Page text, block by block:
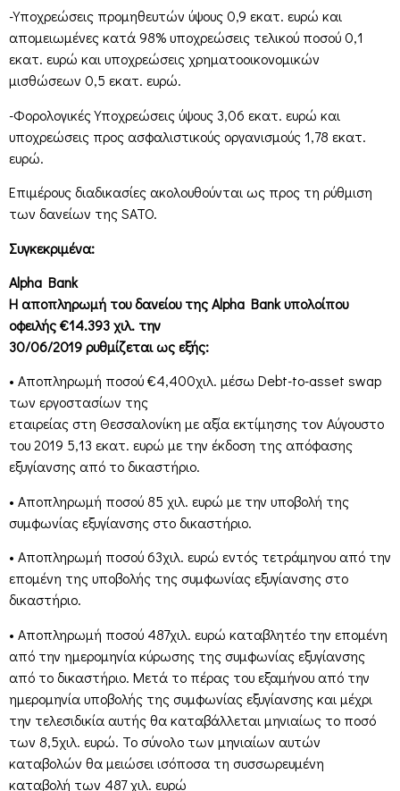
-Υποχρεώσεις προμηθευτών ύψους 0,9 εκατ. ευρώ και
απομειωμένες κατά 98% υποχρεώσεις τελικού ποσού 0,1
εκατ. ευρώ και υποχρεώσεις χρηματοοικονομικών
μισθώσεων 0,5 εκατ. ευρώ.
-Φορολογικές Υποχρεώσεις ύψους 3,06 εκατ. ευρώ και
υποχρεώσεις προς ασφαλιστικούς οργανισμούς 1,78 εκατ.
ευρώ.
Επιμέρους διαδικασίες ακολουθούνται ως προς τη ρύθμιση
των δανείων της SATO.
Συγκεκριμένα:
Alpha Bank
Η αποπληρωμή του δανείου της Alpha Bank υπολοίπου
οφειλής €14.393 χιλ. την
30/06/2019 ρυθμίζεται ως εξής:
• Αποπληρωμή ποσού €4,400χιλ. μέσω Debt-to-asset swap
των εργοστασίων της
εταιρείας στη Θεσσαλονίκη με αξία εκτίμησης τον Αύγουστο
του 2019 5,13 εκατ. ευρώ με την έκδοση της απόφασης
εξυγίανσης από το δικαστήριο.
• Αποπληρωμή ποσού 85 χιλ. ευρώ με την υποβολή της
συμφωνίας εξυγίανσης στο δικαστήριο.
• Αποπληρωμή ποσού 63χιλ. ευρώ εντός τετράμηνου από την
επομένη της υποβολής της συμφωνίας εξυγίανσης στο
δικαστήριο.
• Αποπληρωμή ποσού 487χιλ. ευρώ καταβλητέο την επομένη
από την ημερομηνία κύρωσης της συμφωνίας εξυγίανσης
από το δικαστήριο. Μετά το πέρας του εξαμήνου από την
ημερομηνία υποβολής της συμφωνίας εξυγίανσης και μέχρι
την τελεσιδικία αυτής θα καταβάλλεται μηνιαίως το ποσό
των 8,5χιλ. ευρώ. Το σύνολο των μηνιαίων αυτών
καταβολών θα μειώσει ισόποσα τη συσσωρευμένη
καταβολή των 487 χιλ. ευρώ